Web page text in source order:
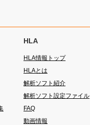
HLA
HLA情報トップ
HLAとは
解析ソフト紹介
解析ソフト設定ファイル
FAQ
動画情報